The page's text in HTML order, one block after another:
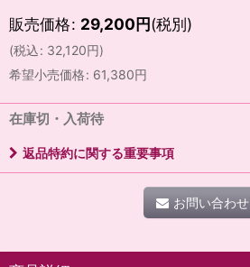
販売価格: 29,200円(税別)
(税込: 32,120円)
希望小売価格: 61,380円
在庫切・入荷待
返品特約に関する重要事項
お問い合わせ